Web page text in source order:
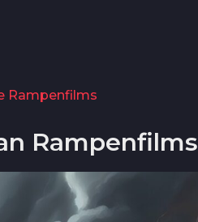
Rampenfilms
Rampenfilms